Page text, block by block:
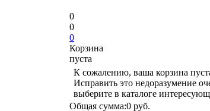
0
0
0
Корзина
пуста
К сожалению, ваша корзина
Исправить это недоразумение
выберите в каталоге
Общая сумма:0 руб.